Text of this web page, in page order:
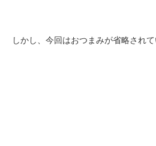
しかし、今回はおつまみが省略されて